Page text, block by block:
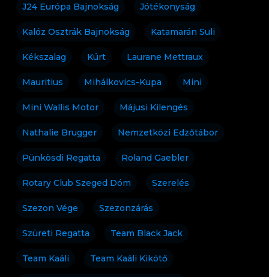
J24 Európa Bajnokság Jótékonyság
Kalóz Osztrák Bajnokság Katamarán Suli
Kékszalag Kürt Laurane Mettraux
Mauritius Mihálkovics-Kupa Mini
Mini Wallis Motor Májusi Kilengés
Nathalie Brugger Nemzetközi Edzőtábor
Pünkösdi Regatta Roland Gaebler
Rotary Club Szeged Dóm Szerelés
Szezon Vége Szezonzárás
Szüreti Regatta Team Black Jack
Team Kaáli Team Kaáli Kikötő